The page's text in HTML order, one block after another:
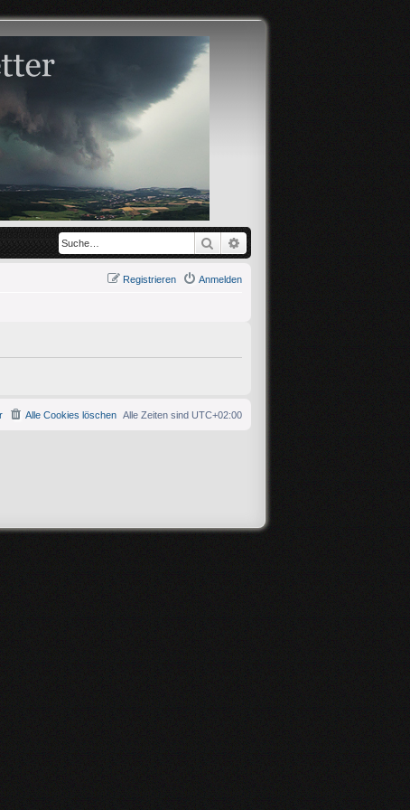
Suche
Anmelden
Registrieren
Alle Zeiten sind UTC+02:00
Alle Cookies löschen